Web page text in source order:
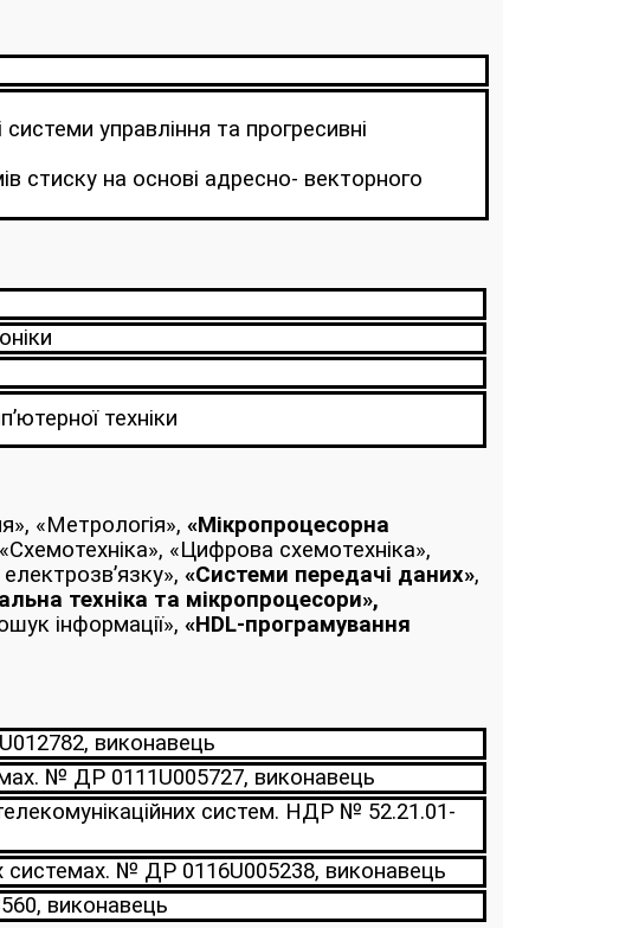
управління та прогресивні
стиску на основі адресно- векторного
техніки
«Метрологія», «Мікропроцесорна
«Цифрова схемотехніка»,
«Системи передачі даних»,
техніка та мікропроцесори»,
інформації», «HDL-програмування
виконавець
№ ДР 0111U005727, виконавець
систем. НДР № 52.21.01-
системах. № ДР 0116U005238, виконавець
виконавець